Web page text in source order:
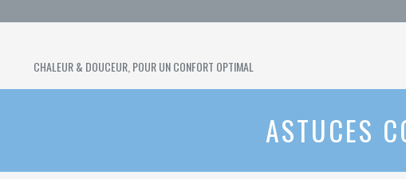
SURMATELAS
CHAUFFANT
CHALEUR & DOUCEUR, POUR UN CONFORT OPTIMAL
ASTUCES